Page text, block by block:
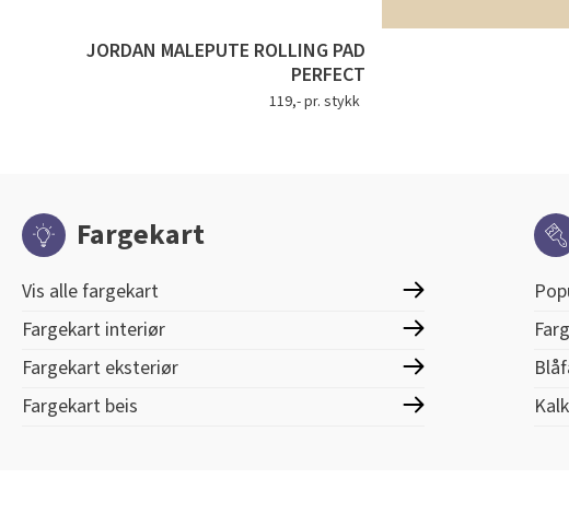
JORDAN MALEPUTE ROLLING PAD
PERFECT
119,- pr. stykk
Fargekart
Vis alle fargekart
Fargekart interiør
Fargekart eksteriør
Fargekart beis